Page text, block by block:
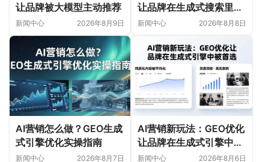
让品牌被大模型主动推荐
新闻中心 2026年8月9日
让品牌在生成式搜索里霸
屏
新闻中心 2026年8月8日
AI营销怎么做？GEO生成
式引擎优化实操指南
新闻中心 2026年8月7日
AI营销新玩法：GEO优化
让品牌在生成式引擎中被
首选
新闻中心 2026年8月6日